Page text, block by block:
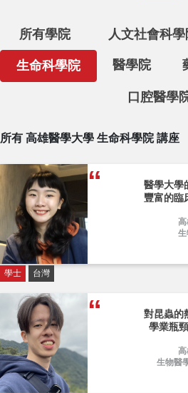
所有學院 人文社會科學
生命科學院 醫學院
口腔醫學
所有 高雄醫學大學 生命科學院 講座
醫學大學
豐富的臨
學士 台灣
對昆蟲的
學業瓶
生物醫